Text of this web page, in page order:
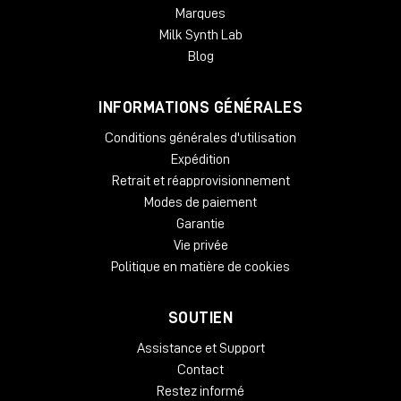
Formats pris en charge : AAX, AU, VST2, VST3
Marques
Milk Synth Lab
Blog
INFORMATIONS GÉNÉRALES
Conditions générales d'utilisation
Expédition
Retrait et réapprovisionnement
Modes de paiement
Garantie
Vie privée
Politique en matière de cookies
SOUTIEN
Assistance et Support
Contact
Restez informé